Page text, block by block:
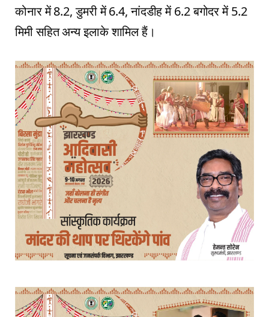
कोनार में 8.2, डुमरी में 6.4, नांदडीह में 6.2 बगोदर में 5.2
मिमी सहित अन्य इलाके शामिल हैं।